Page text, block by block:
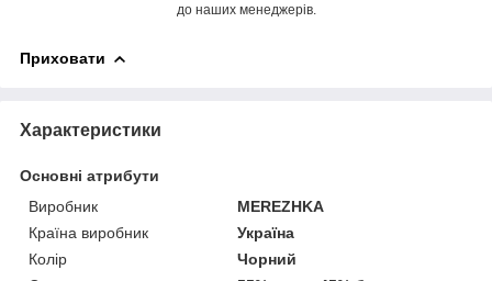
до наших менеджерів.
Приховати
Характеристики
Основні атрибути
Виробник
MEREZHKA
Країна виробник
Україна
Колір
Чорний